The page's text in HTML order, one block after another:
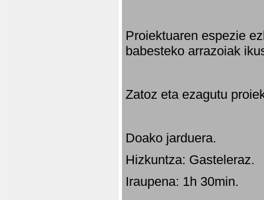
Proiektuaren espezie
babesteko arrazoiak
Zatoz eta ezagutu
Doako jarduera.
Hizkuntza: Gasteleraz.
Iraupena: 1h 30min.